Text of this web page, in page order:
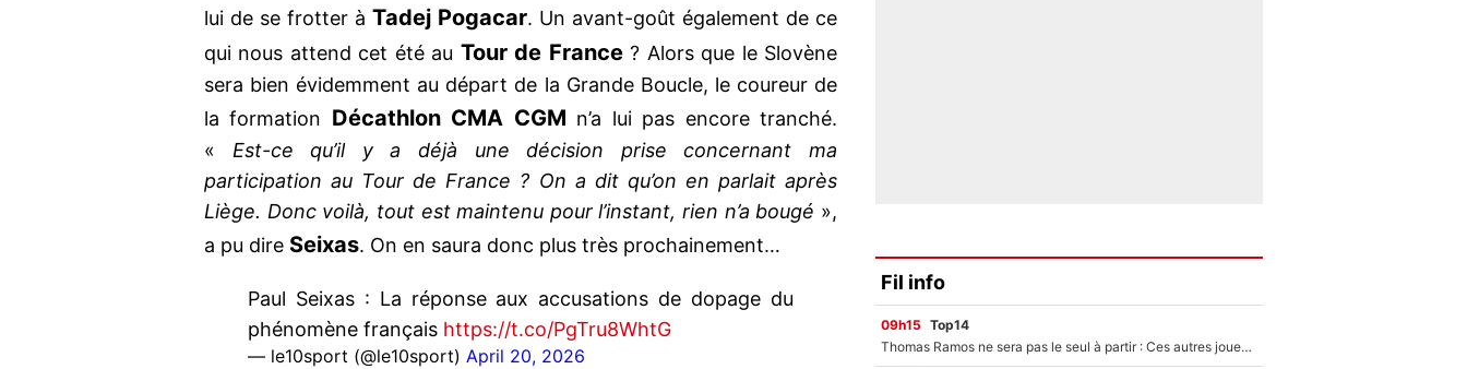
lui de se frotter à Tadej Pogacar. Un avant-goût également de ce
qui nous attend cet été au Tour de France? Alors que le Slovène
sera bien évidemment au départ de la Grande Boucle, le coureur de
la formation Décathlon CMA CGM n’a lui pas encore tranché.
« Est-ce qu’il y a déjà une décision prise concernant ma
participation au Tour de France ? On a dit qu’on en parlait après
Liège. Donc voilà, tout est maintenu pour l’instant, rien n’a bougé »,
a pu dire Seixas. On en saura donc plus très prochainement…
Paul Seixas : La réponse aux accusations de dopage du
phénomène français https://t.co/PgTru8WhtG
— le10sport (@le10sport) April 20, 2026
Fil info
09h15 Top14
Thomas Ramos ne sera pas le seul à partir : Ces autres joueurs du XV de France pourraient aussi quitter le Stade Toulousain, un club de Top 14 est déjà sur les rangs